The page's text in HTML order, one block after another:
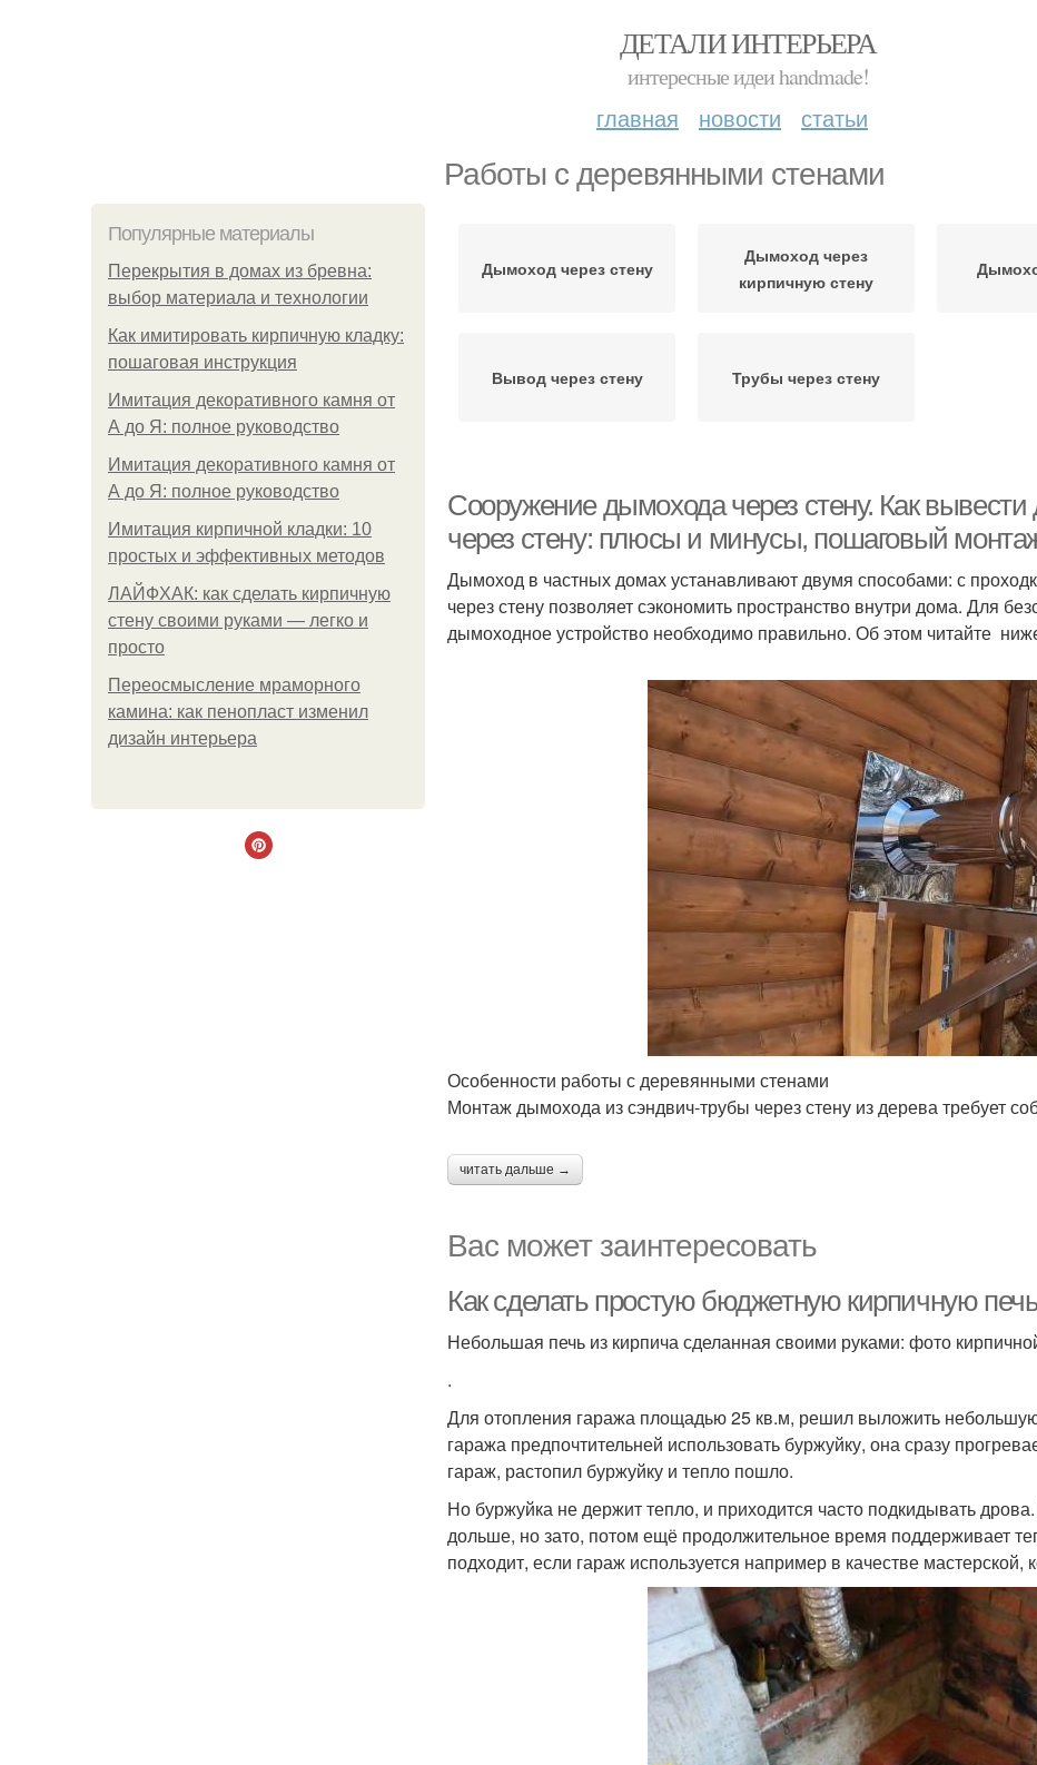
ДЕТАЛИ ИНТЕРЬЕРА
интересные идеи handmade!
главная новости статьи
Работы с деревянными стенами
Популярные материалы
Перекрытия в домах из бревна:
выбор материала и технологии
Как имитировать кирпичную кладку:
пошаговая инструкция
Имитация декоративного камня от
А до Я: полное руководство
Имитация декоративного камня от
А до Я: полное руководство
Имитация кирпичной кладки: 10
простых и эффективных методов
ЛАЙФХАК: как сделать кирпичную
стену своими руками — легко и
просто
Переосмысление мраморного
камина: как пенопласт изменил
дизайн интерьера
Дымоход через стену
Дымоход через
кирпичную стену
Вывод через стену Трубы через стену
Сооружение дымохода через стену. Как
через стену: плюсы и минусы, пошаговый
Дымоход в частных домах устанавливают двумя способами: с
через стену позволяет сэкономить пространство внутри дома. Для
дымоходное устройство необходимо правильно. Об этом читайте
Особенности работы с деревянными стенами
Монтаж дымохода из сэндвич-трубы через стену из дерева требует
читать дальше →
Вас может заинтересовать
Как сделать простую бюджетную кирпичную
Небольшая печь из кирпича сделанная своими руками: фото
.
Для отопления гаража площадью 25 кв.м, решил выложить
гаража предпочтительней использовать буржуйку, она сразу
гараж, растопил буржуйку и тепло пошло.
Но буржуйка не держит тепло, и приходится часто подкидывать
дольше, но зато, потом ещё продолжительное время поддерживает
подходит, если гараж используется например в качестве